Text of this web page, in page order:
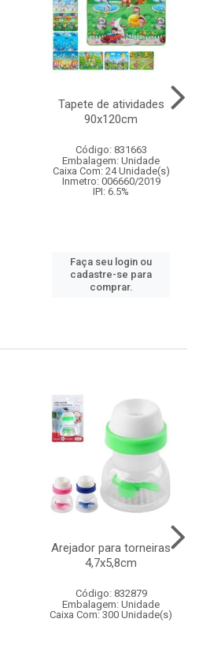
Tapete de atividades
90x120cm
Código: 831663
Embalagem: Unidade
Caixa Com: 24 Unidade(s)
Inmetro: 006660/2019
IPI: 6.5%
Faça seu login ou
cadastre-se para
comprar.
Arejador para torneiras
4,7x5,8cm
Código: 832879
Embalagem: Unidade
Caixa Com: 300 Unidade(s)